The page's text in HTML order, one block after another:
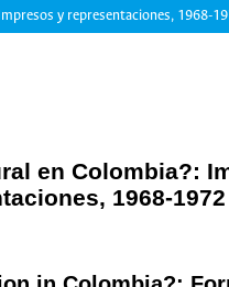
y representaciones, 1968-